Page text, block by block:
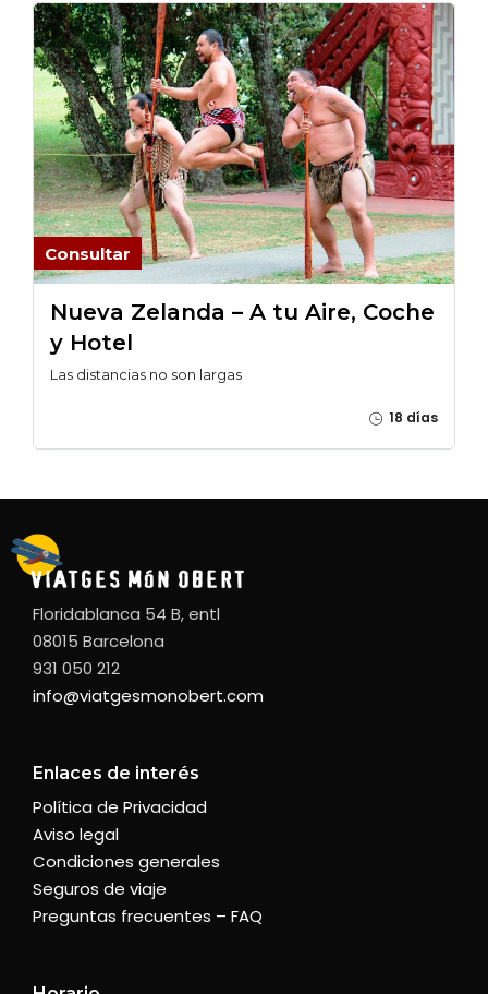
Consultar
Nueva Zelanda – A tu Aire, Coche
y Hotel
Las distancias no son largas
18 días
Floridablanca 54 B, entl
08015 Barcelona
931 050 212
info@viatgesmonobert.com
Enlaces de interés
Política de Privacidad
Aviso legal
Condiciones generales
Seguros de viaje
Preguntas frecuentes – FAQ